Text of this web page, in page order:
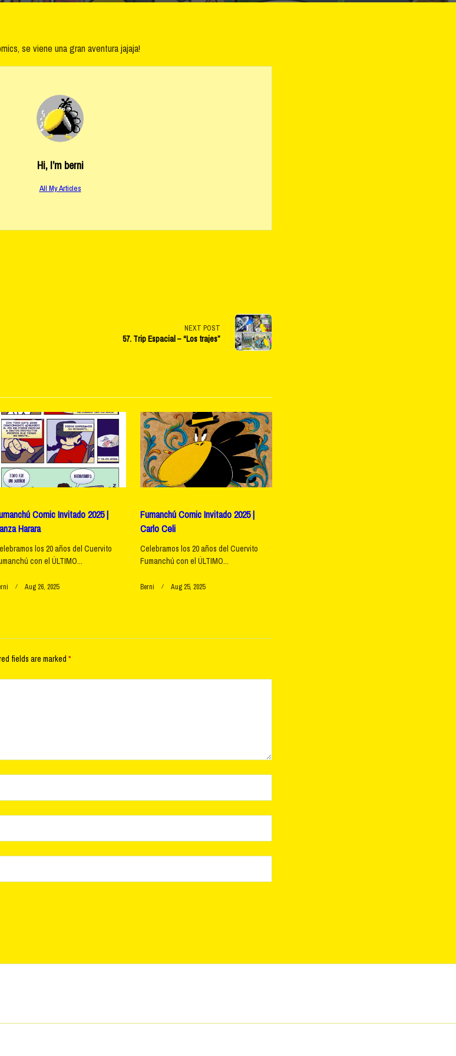
se viene una gran aventura jajaja!
Hi, I’m berni
All My Articles
NEXT POST
57. Trip Espacial – “Los trajes”
Comic Invitado 2025 |
Harara
los 20 años del Cuervito
con el ÚLTIMO...
Aug 26, 2025
Fumanchú Comic Invitado 2025 |
Carlo Celi
Celebramos los 20 años del Cuervito
Fumanchú con el ÚLTIMO...
Berni Aug 25, 2025
fields are marked *